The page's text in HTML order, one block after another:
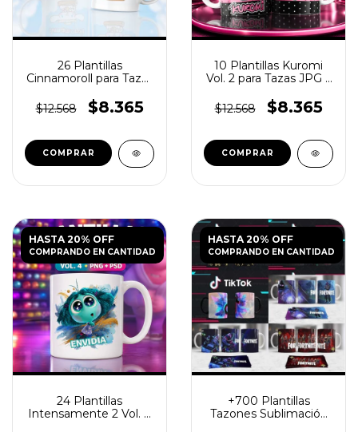
26 Plantillas
Cinnamoroll para Tazas
$12.568
$8.365
10 Plantillas Kuromi
Vol. 2 para Tazas JPG y
$12.568
$8.365
HASTA 20% OFF
COMPRANDO EN CANTIDAD
24 Plantillas
Intensamente 2 Vol. 4
HASTA 20% OFF
COMPRANDO EN CANTIDAD
+700 Plantillas
Tazones Sublimación